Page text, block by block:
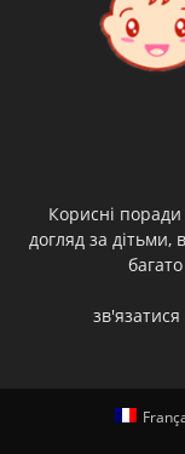
Корисні
догляд за дітьми,